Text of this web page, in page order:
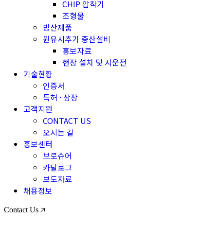
CHIP 압착기
조형물
방산제품
원유시추기 증산설비
홍보자료
현장 설치 및 시운전
기술현황
인증서
특허 · 상장
고객지원
CONTACT US
오시는 길
홍보센터
브로슈어
카탈로그
보도자료
채용정보
Contact Us 🡥